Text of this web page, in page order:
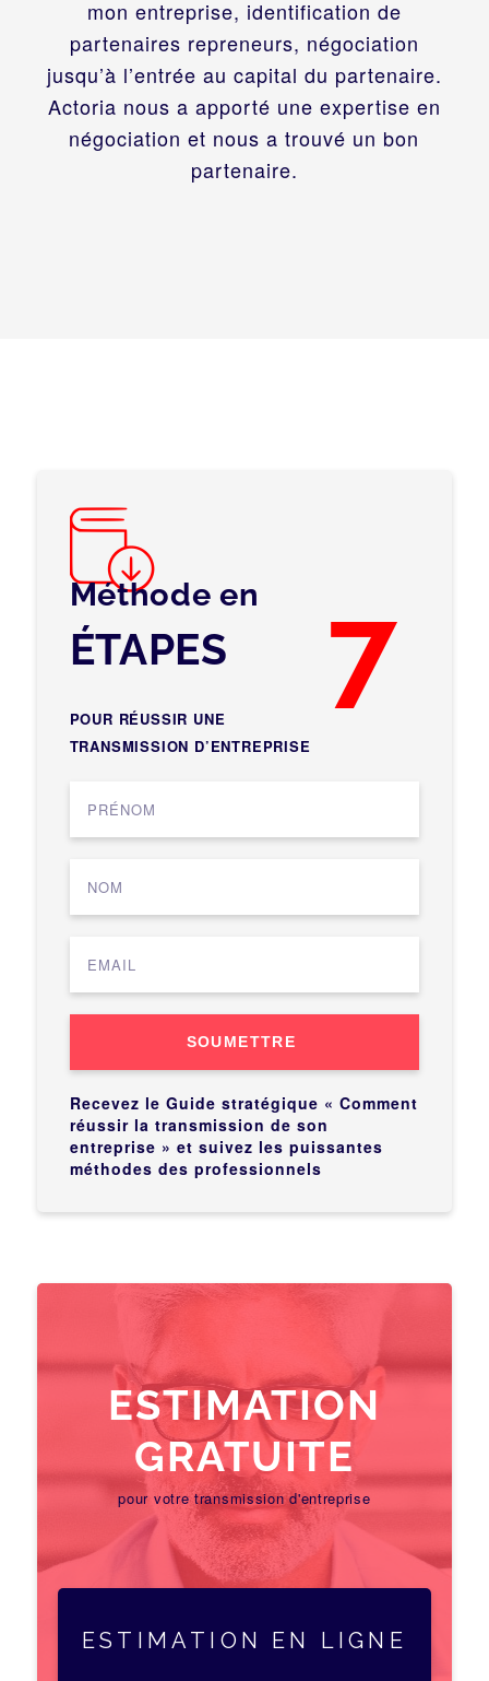
mon entreprise, identification de
partenaires repreneurs, négociation
jusqu’à l’entrée au capital du partenaire.
Actoria nous a apporté une expertise en
négociation et nous a trouvé un bon
partenaire.
Méthode en 7
ÉTAPES
POUR RÉUSSIR UNE
TRANSMISSION D’ENTREPRISE
SOUMETTRE
Recevez le Guide stratégique « Comment
réussir la transmission de son
entreprise » et suivez les puissantes
méthodes des professionnels
ESTIMATION
GRATUITE
pour votre transmission d'entreprise
ESTIMATION EN LIGNE